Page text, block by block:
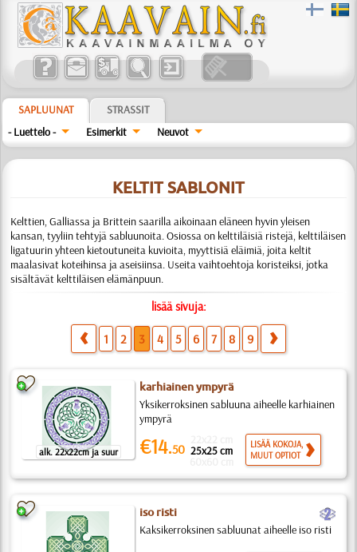
SAPLUUNAT
STRASSIT
- Luettelo -
Esimerkit Neuvot
KELTIT SABLONIT
Kelttien, Galliassa ja Brittein saarilla aikoinaan eläneen hyvin yleisen
kansan, tyyliin tehtyjä sabluunoita. Osiossa on kelttiläisiä ristejä, kelttiläisen
ligatuurin yhteen kietoutuneita kuvioita, myyttisiä eläimiä, joita keltit
maalasivat koteihinsa ja aseisiinsa. Useita vaihtoehtoja koristeiksi, jotka
sisältävät kelttiläisen elämänpuun.
lisää sivuja:
1 2 3 4 5 6 7 8 9
alk. 22x22cm ja suur
karhiainen ympyrä
Yksikerroksinen sabluuna aiheelle karhiainen
ympyrä
€14.50 25x25 cm
LISÄÄ KOKOJA,
MUUT OPTIOT
iso risti b
Kaksikerroksinen sabluunat aiheelle iso risti